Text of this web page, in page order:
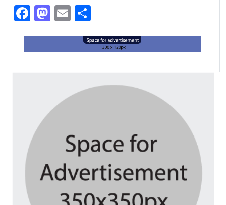
Facebook
Mastodon
Email